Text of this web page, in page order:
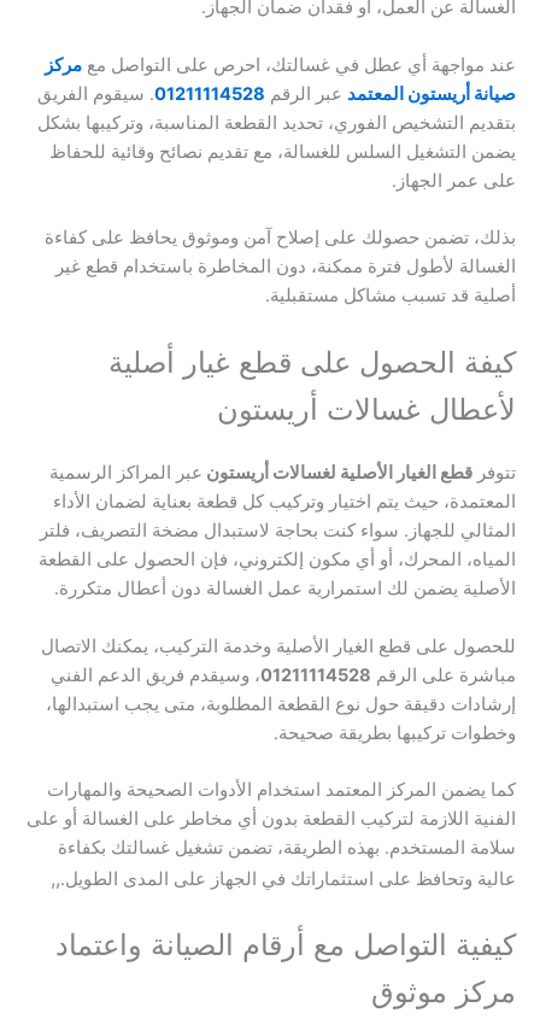
الغسالة عن العمل، أو فقدان ضمان الجهاز.
عند مواجهة أي عطل في غسالتك، احرص على التواصل مع مركز
صيانة أريستون المعتمد عبر الرقم 01211114528. سيقوم الفريق
بتقديم التشخيص الفوري، تحديد القطعة المناسبة، وتركيبها بشكل
يضمن التشغيل السلس للغسالة، مع تقديم نصائح وقائية للحفاظ
على عمر الجهاز.
بذلك، تضمن حصولك على إصلاح آمن وموثوق يحافظ على كفاءة
الغسالة لأطول فترة ممكنة، دون المخاطرة باستخدام قطع غير
أصلية قد تسبب مشاكل مستقبلية.
كيفة الحصول على قطع غيار أصلية
لأعطال غسالات أريستون
تتوفر قطع الغيار الأصلية لغسالات أريستون عبر المراكز الرسمية
المعتمدة، حيث يتم اختيار وتركيب كل قطعة بعناية لضمان الأداء
المثالي للجهاز. سواء كنت بحاجة لاستبدال مضخة التصريف، فلتر
المياه، المحرك، أو أي مكون إلكتروني، فإن الحصول على القطعة
الأصلية يضمن لك استمرارية عمل الغسالة دون أعطال متكررة.
للحصول على قطع الغيار الأصلية وخدمة التركيب، يمكنك الاتصال
مباشرة على الرقم 01211114528، وسيقدم فريق الدعم الفني
إرشادات دقيقة حول نوع القطعة المطلوبة، متى يجب استبدالها،
وخطوات تركيبها بطريقة صحيحة.
كما يضمن المركز المعتمد استخدام الأدوات الصحيحة والمهارات
الفنية اللازمة لتركيب القطعة بدون أي مخاطر على الغسالة أو على
سلامة المستخدم. بهذه الطريقة، تضمن تشغيل غسالتك بكفاءة
عالية وتحافظ على استثماراتك في الجهاز على المدى الطويل.,
,
كيفية التواصل مع أرقام الصيانة واعتماد
مركز موثوق